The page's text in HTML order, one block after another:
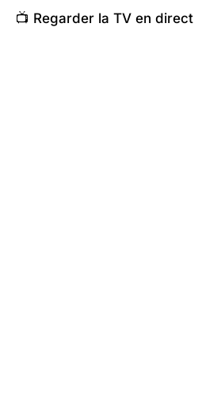
📺 Regarder la TV en direct